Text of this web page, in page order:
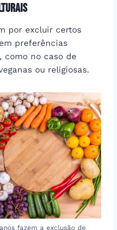
por excluir certos
preferências
como no caso de
ou religiosas.
fazem a exclusão de